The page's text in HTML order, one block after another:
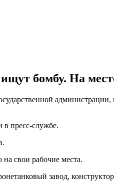
бомбу. На
администрации,
пресс-службе.
на свои рабочие места.
завод,